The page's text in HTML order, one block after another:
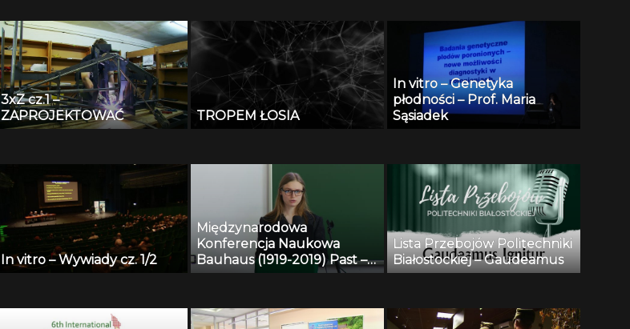
3xZ cz.1 –
ZAPROJEKTOWAĆ
TROPEM ŁOSIA
In vitro – Genetyka
płodności – Prof. Maria
Sąsiadek
In vitro – Wywiady cz. 1/2
Międzynarodowa
Konferencja Naukowa
Bauhaus (1919-2019) Past –
Present – Future – Liva
Lista Przebojów Politechniki
Białostockiej – Gaudeamus